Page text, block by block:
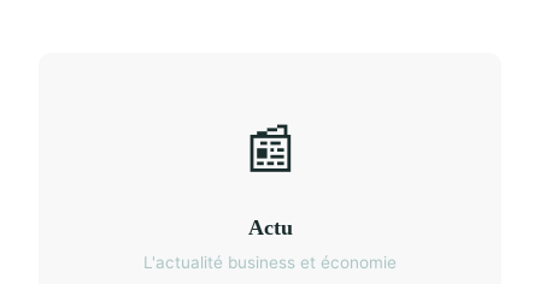
📰
Actu
L'actualité business et économie